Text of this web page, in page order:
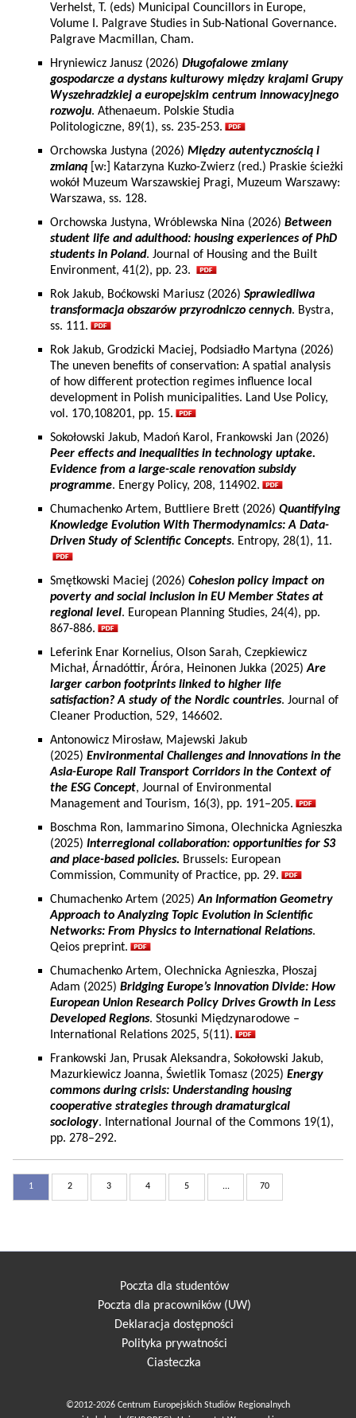
Verhelst, T. (eds) Municipal Councillors in Europe,
Volume I. Palgrave Studies in Sub-National Governance.
Palgrave Macmillan, Cham.
Hryniewicz Janusz (2026) Długofalowe zmiany
gospodarcze a dystans kulturowy między krajami Grupy
Wyszehradzkiej a europejskim centrum innowacyjnego
rozwoju. Athenaeum. Polskie Studia
Politologiczne, 89(1), ss. 235-253.
Orchowska Justyna (2026) Między autentycznością i
zmianą [w:] Katarzyna Kuzko-Zwierz (red.) Praskie ścieżki
wokół Muzeum Warszawskiej Pragi, Muzeum Warszawy:
Warszawa, ss. 128.
Orchowska Justyna, Wróblewska Nina (2026) Between
student life and adulthood: housing experiences of PhD
students in Poland. Journal of Housing and the Built
Environment, 41(2), pp. 23.
Rok Jakub, Boćkowski Mariusz (2026) Sprawiedliwa
transformacja obszarów przyrodniczo cennych. Bystra,
ss. 111.
Rok Jakub, Grodzicki Maciej, Podsiadło Martyna (2026)
The uneven benefits of conservation: A spatial analysis
of how different protection regimes influence local
development in Polish municipalities. Land Use Policy,
vol. 170,108201, pp. 15.
Sokołowski Jakub, Madoń Karol, Frankowski Jan (2026)
Peer effects and inequalities in technology uptake.
Evidence from a large-scale renovation subsidy
programme. Energy Policy, 208, 114902.
Chumachenko Artem, Buttliere Brett (2026) Quantifying
Knowledge Evolution With Thermodynamics: A Data-
Driven Study of Scientific Concepts. Entropy, 28(1), 11.
Smętkowski Maciej (2026) Cohesion policy impact on
poverty and social inclusion in EU Member States at
regional level. European Planning Studies, 24(4), pp.
867-886.
Leferink Enar Kornelius, Olson Sarah, Czepkiewicz
Michał, Árnadóttir, Áróra, Heinonen Jukka (2025)Are
larger carbon footprints linked to higher life
satisfaction? A study of the Nordic countries. Journal of
Cleaner Production, 529, 146602.
Antonowicz Mirosław, Majewski Jakub
(2025) Environmental Challenges and Innovations in the
Asia-Europe Rail Transport Corridors in the Context of
the ESG Concept, Journal of Environmental
Management and Tourism, 16(3), pp. 191–205.
Boschma Ron, Iammarino Simona, Olechnicka Agnieszka
(2025) Interregional collaboration: opportunities for S3
and place-based policies. Brussels: European
Commission, Community of Practice, pp. 29.
Chumachenko Artem (2025)An Information Geometry
Approach to Analyzing Topic Evolution in Scientific
Networks: From Physics to International Relations.
Qeios preprint.
Chumachenko Artem, Olechnicka Agnieszka, Płoszaj
Adam (2025) Bridging Europe’s Innovation Divide: How
European Union Research Policy Drives Growth in Less
Developed Regions. Stosunki Międzynarodowe –
International Relations 2025, 5(11).
Frankowski Jan, Prusak Aleksandra, Sokołowski Jakub,
Mazurkiewicz Joanna, Świetlik Tomasz (2025) Energy
commons during crisis: Understanding housing
cooperative strategies through dramaturgical
sociology. International Journal of the Commons 19(1),
pp. 278–292.
1 2 3 4 5 ... 70
Poczta dla studentów
Poczta dla pracowników (UW)
Deklaracja dostępności
Polityka prywatności
Ciasteczka
©2012-2026 Centrum Europejskich Studiów Regionalnych